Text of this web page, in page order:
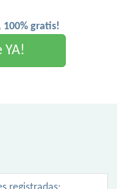
100% gratis!
YA!